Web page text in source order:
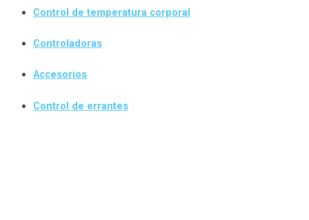
Control de temperatura corporal
Controladoras
Accesorios
Control de errantes